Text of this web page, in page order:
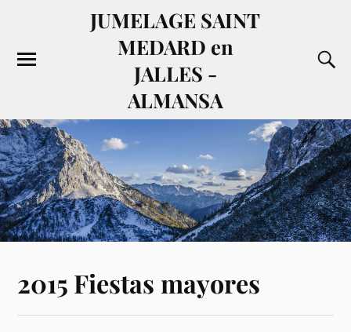
JUMELAGE SAINT
MEDARD en
JALLES -
ALMANSA
2015 Fiestas mayores